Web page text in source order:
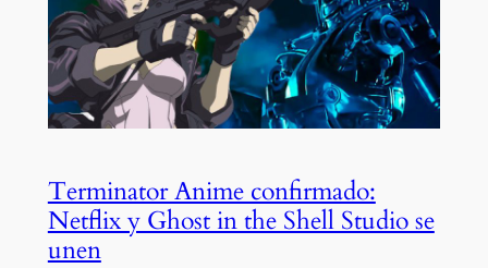
Terminator Anime confirmado:
Netflix y Ghost in the Shell Studio se
unen